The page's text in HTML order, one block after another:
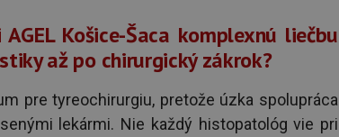
Košice-Šaca komplexnú liečbu
až po chirurgický zákrok?
pre tyreochirurgiu, pretože úzka spolupráca
lekármi. Nie každý histopatológ vie pri